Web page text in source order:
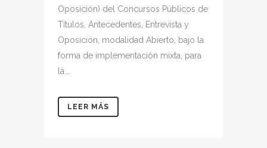
Oposición) del Concursos Públicos de
Títulos, Antecedentes, Entrevista y
Oposición, modalidad Abierto, bajo la
forma de implementación mixta, para
la...
LEER MÁS